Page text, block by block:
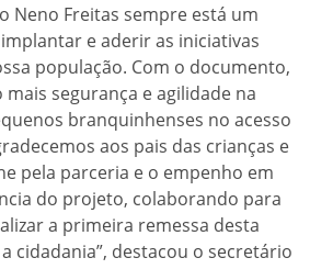
Neno Freitas sempre está um
e aderir as iniciativas
população. Com o documento,
segurança e agilidade na
branquinhenses no acesso
aos pais das crianças e
pela parceria e o empenho em
do projeto, colaborando para
a primeira remessa desta
cidadania”, destacou o secretário